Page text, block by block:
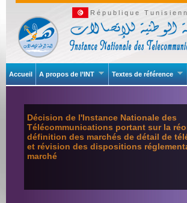
République
Accueil A propos de l’INT Textes de référence
Décision de l'Instance Nationale des
Télécommunications portant sur la
définition des marchés de détail de
et révision des dispositions
marché